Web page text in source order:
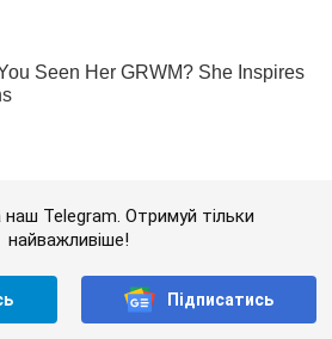
наш Telegram. Отримуй тільки
найважливіше!
Підписатись